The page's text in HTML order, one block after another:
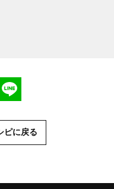
でシェアする
ピに戻る